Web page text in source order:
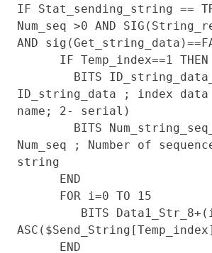
IF Stat_sending_string ==
Num_seq >0 AND
AND
ID_string_data ; index
name; 2- serial)
Num_seq ; Number of
string